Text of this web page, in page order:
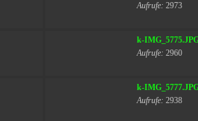
Aufrufe: 2973
k-
Aufrufe: 2960
k-
Aufrufe: 2938